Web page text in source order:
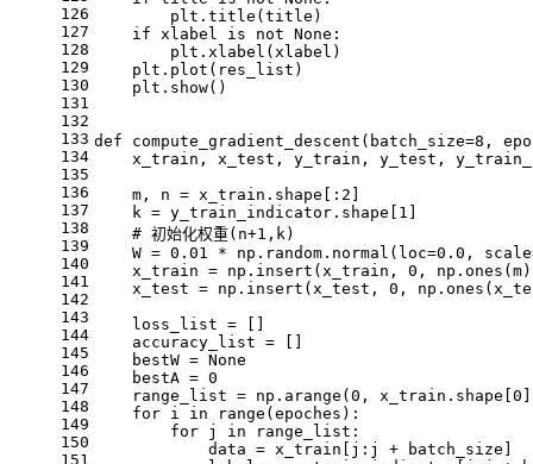
126
127
128
129
130
131
132
133
134
135
136
137
138
139
140
141
142
143
144
145
146
147
148
149
150
151
        plt.title(title)
    if xlabel is not None:
        plt.xlabel(xlabel)
    plt.plot(res_list)
    plt.show()
def compute_gradient_descent(batch_size=8,
x_train, x_test, y_train, y_test,
    m, n = x_train.shape[:2]
    k = y_train_indicator.shape[1]
    # 初始化权重(n+1,k)
W = 0.01 * np.random.normal(loc=0.0,
x_train = np.insert(x_train, 0,
x_test = np.insert(x_test, 0,
    loss_list = []
    accuracy_list = []
    bestW = None
    bestA = 0
range_list = np.arange(0,
    for i in range(epoches):
        for j in range_list:
            data = x_train[j:j + batch_size]